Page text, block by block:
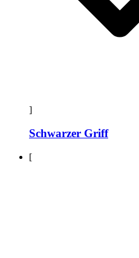
]
Schwarzer Griff
[